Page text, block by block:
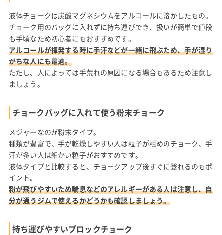
液体チョークは炭酸マグネシウムをアルコールに溶かしたもの。
チョーク用のバッグに入れずに持ち運びでき、扱いが簡単で値段
も手頃なため初心者にもおすすめです。
アルコールが揮発する時に手汗などが一緒に飛ぶため、手が湿り
がちな人にも最適。
ただし、人によっては手荒れの原因になる場合もあるため注意し
ましょう。
チョークバッグに入れて使う粉末チョーク
メジャーなのが粉末タイプ。
種類が豊富で、手が乾燥しやすい人は粒子が粗めのチョーク、手
汗が多い人は細かい粒子がおすすめです。
液体タイプと比較すると、チョークアップ後すぐに登れるのもポ
イント。
粉が飛びやすいため喘息などのアレルギーがある人は注意し、自
分が通うジムで使えるかどうかも確認しましょう。
持ち運びやすいブロックチョーク